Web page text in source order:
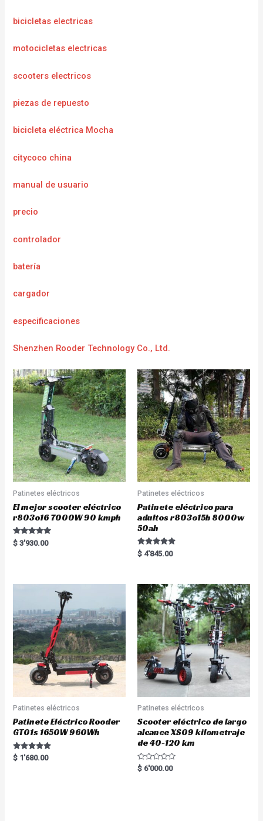
bicicletas electricas
motocicletas electricas
scooters electricos
piezas de repuesto
bicicleta eléctrica Mocha
citycoco china
manual de usuario
precio
controlador
batería
cargador
especificaciones
Shenzhen Rooder Technology Co., Ltd.
Patinetes eléctricos
El mejor scooter eléctrico
r803o16 7000W 90 kmph
Rated
5.00
$ 3'930.00
Patinetes eléctricos
Patinete eléctrico para
adultos r803o15b 8000w
50ah
Rated
5.00
$ 4'845.00
Patinetes eléctricos
Patinete Eléctrico Rooder
GT01s 1650W 960Wh
Rated
5.00
$ 1'680.00
Patinetes eléctricos
Scooter eléctrico de largo
alcance XS09 kilometraje
de 40-120 km
R
a
$ 6'000.00